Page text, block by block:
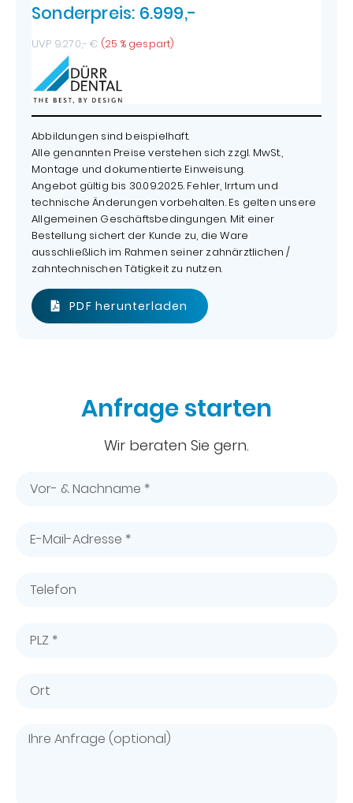
Sonderpreis: 6.999,-
UVP 9.270,- € (25 % gespart)
Abbildungen sind beispielhaft.
Alle genannten Preise verstehen sich zzgl. MwSt.,
Montage und dokumentierte Einweisung.
Angebot gültig bis 30.09.2025. Fehler, Irrtum und
technische Änderungen vorbehalten. Es gelten unsere
Allgemeinen Geschäftsbedingungen. Mit einer
Bestellung sichert der Kunde zu, die Ware
ausschließlich im Rahmen seiner zahnärztlichen /
zahntechnischen Tätigkeit zu nutzen.
PDF herunterladen
Anfrage starten
Wir beraten Sie gern.